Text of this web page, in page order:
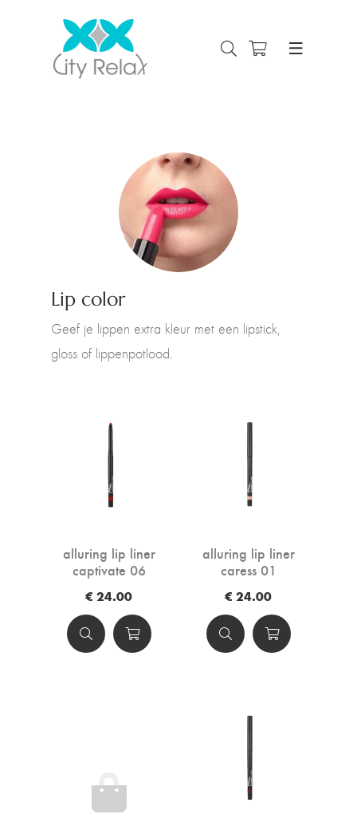
Lip color
Geef je lippen extra kleur met een lipstick,
gloss of lippenpotlood.
alluring lip liner
captivate 06
€ 24.00
alluring lip liner
caress 01
€ 24.00